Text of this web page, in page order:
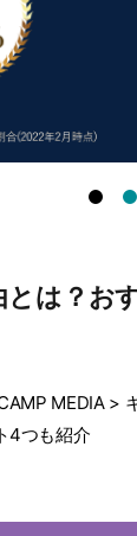
は？お
MEDIA>
4つも紹介